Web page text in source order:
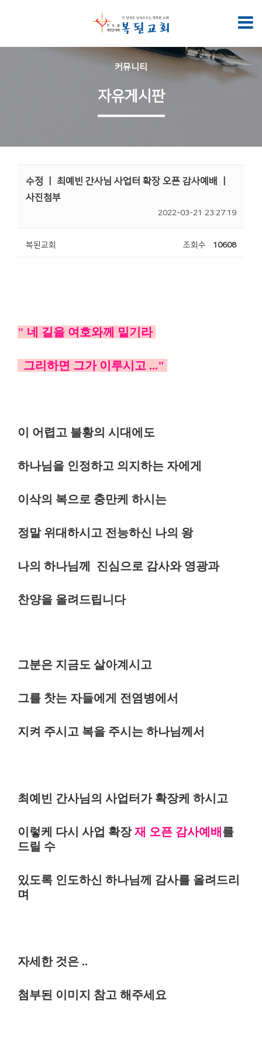
커뮤니티
자유게시판
수정 ㅣ 최예빈 간사님 사업터 확장 오픈 감사예배 ㅣ
사진첨부
2022-03-21 23:27:19
복된교회 조회수 10608
" 네 길을 여호와께 밑기라
그리하면 그가 이루시고 ..."
이 어렵고 불황의 시대에도
하나님을 인정하고 의지하는 자에게
이삭의 복으로 충만케 하시는
정말 위대하시고 전능하신 나의 왕
나의 하나님께 진심으로 감사와 영광과
찬양을 올려드립니다
그분은 지금도 살아계시고
그를 찻는 자들에게 전염병에서
지켜 주시고 복을 주시는 하나님께서
최예빈 간사님의 사업터가 확장케 하시고
이렇케 다시 사업 확장재 오픈 감사예배 를
드릴 수
있도록 인도하신 하나님께 감사를 올려드리
며
자세한 것은 ..
첨부된 이미지 참고 해주세요